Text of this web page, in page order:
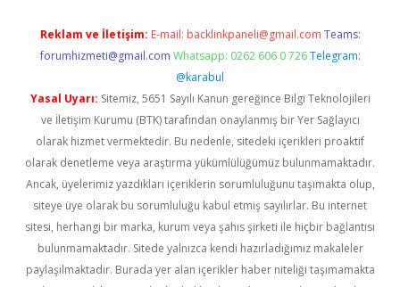
Reklam ve İletişim: E-mail: backlinkpaneli@gmail.com Teams:
forumhizmeti@gmail.com Whatsapp: 0262 606 0 726 Telegram:
@karabul
Yasal Uyarı: Sitemiz, 5651 Sayılı Kanun gereğince Bilgi Teknolojileri
ve İletişim Kurumu (BTK) tarafından onaylanmış bir Yer Sağlayıcı
olarak hizmet vermektedir. Bu nedenle, sitedeki içerikleri proaktif
olarak denetleme veya araştırma yükümlülüğümüz bulunmamaktadır.
Ancak, üyelerimiz yazdıkları içeriklerin sorumluluğunu taşımakta olup,
siteye üye olarak bu sorumluluğu kabul etmiş sayılırlar. Bu internet
sitesi, herhangi bir marka, kurum veya şahıs şirketi ile hiçbir bağlantısı
bulunmamaktadır. Sitede yalnızca kendi hazırladığımız makaleler
paylaşılmaktadır. Burada yer alan içerikler haber niteliği taşımamakta